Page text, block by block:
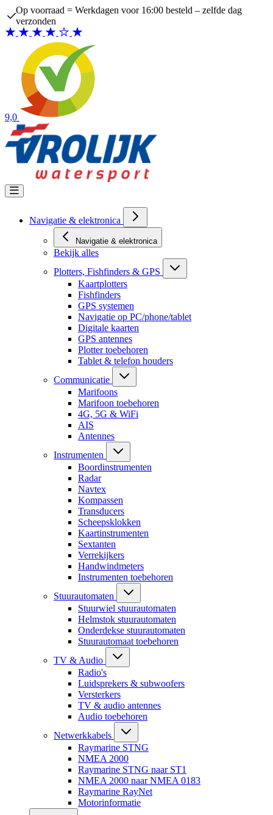
Ga naar de inhoud
Op voorraad = Werkdagen voor 16:00 besteld – zelfde dag
verzonden
9,0
Navigatie & elektronica
Navigatie & elektronica
Bekijk alles
Plotters, Fishfinders & GPS
Kaartplotters
Fishfinders
GPS systemen
Navigatie op PC/phone/tablet
Digitale kaarten
GPS antennes
Plotter toebehoren
Tablet & telefon houders
Communicatie
Marifoons
Marifoon toebehoren
4G, 5G & WiFi
AIS
Antennes
Instrumenten
Boordinstrumenten
Radar
Navtex
Kompassen
Transducers
Scheepsklokken
Kaartinstrumenten
Sextanten
Verrekijkers
Handwindmeters
Instrumenten toebehoren
Stuurautomaten
Stuurwiel stuurautomaten
Helmstok stuurautomaten
Onderdekse stuurautomaten
Stuurautomaat toebehoren
TV & Audio
Radio's
Luidsprekers & subwoofers
Versterkers
TV & audio antennes
Audio toebehoren
Netwerkkabels
Raymarine STNG
NMEA 2000
Raymarine STNG naar ST1
NMEA 2000 naar NMEA 0183
Raymarine RayNet
Motorinformatie